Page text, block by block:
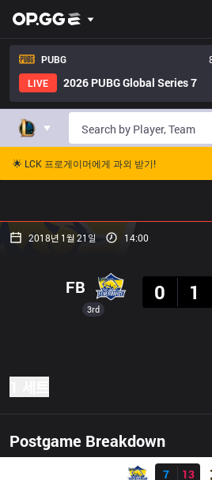
PUBG
LIVE
2026 PUBG Global Series 7
🌟 LCK 프로게이머에게 과외 받기!
2018년 1월 21일 14:00
3rd
FB
0
1
Postgame Breakdown
7
13